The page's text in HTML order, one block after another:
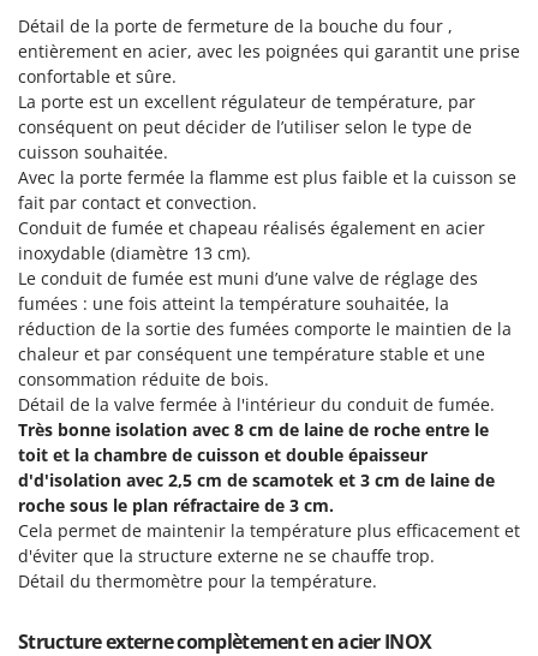
Ninja
Novatec
Novital
NuAir
NuovaFac
O
Officine Savioli
Oliviero
Olix
OMA
Omas
Ompagrill
Ooni
Oriental Koshin
Outdoorchef
P
Palazzetti
Détail de la porte de fermeture de la bouche du four ,
entièrement en acier, avec les poignées qui garantit une prise
confortable et sûre.
La porte est un excellent régulateur de température, par
conséquent on peut décider de l’utiliser selon le type de
cuisson souhaitée.
Avec la porte fermée la flamme est plus faible et la cuisson se
fait par contact et convection.
Conduit de fumée et chapeau réalisés également en acier
inoxydable (diamètre 13 cm).
Le conduit de fumée est muni d’une valve de réglage des
fumées : une fois atteint la température souhaitée, la
réduction de la sortie des fumées comporte le maintien de la
chaleur et par conséquent une température stable et une
consommation réduite de bois.
Détail de la valve fermée à l'intérieur du conduit de fumée.
Très bonne isolation avec 8 cm de laine de roche entre le
toit et la chambre de cuisson et double épaisseur
d'd'isolation avec 2,5 cm de scamotek et 3 cm de laine de
roche sous le plan réfractaire de 3 cm.
Cela permet de maintenir la température plus efficacement et
d'éviter que la structure externe ne se chauffe trop.
Détail du thermomètre pour la température.
Structure externe complètement en acier INOX